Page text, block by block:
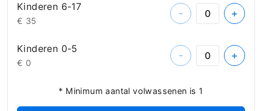
Kinderen 6-17
€ 35
- +
Kinderen 0-5
€ 0
- +
* Minimum aantal volwassenen is 1